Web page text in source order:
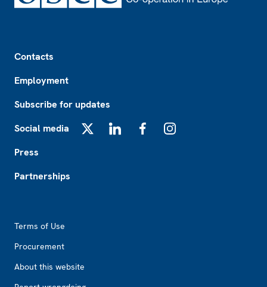
Contacts
Employment
Subscribe for updates
Social media
Press
Partnerships
Terms of Use
Procurement
About this website